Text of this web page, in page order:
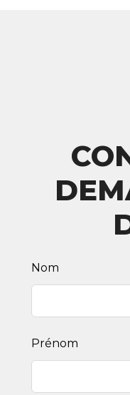
Leave
blank
Nom
Prénom